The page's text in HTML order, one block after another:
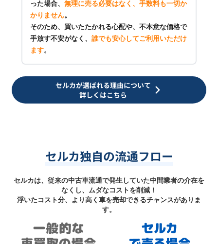
った場合、 無理に売る必要はなく、手数料も一切か
かりません。
そのため、買いたたかれる心配や、不本意な価格で
手放す不安がなく、 誰でも安心してご利用いただけ
ます。
セルカが選ばれる理由について
詳しくはこちら
セルカ独自の流通フロー
セルカは、従来の中古車流通で発生していた中間業者の介在を
なくし、ムダなコストを削減！
浮いたコスト分、より高く車を売却できるチャンスがありま
す。